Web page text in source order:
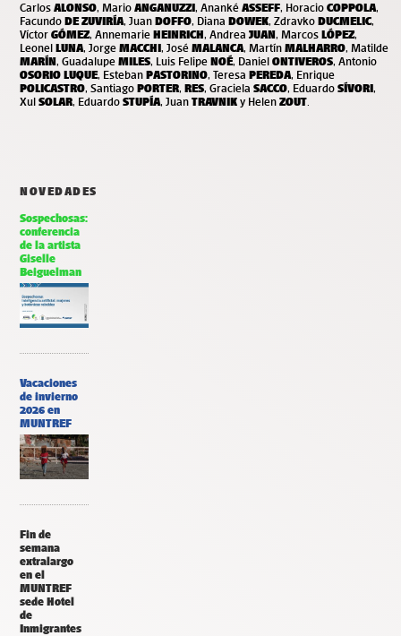
Carlos ALONSO, Mario ANGANUZZI, Ananké ASSEFF, Horacio COPPOLA,
Facundo DE ZUVIRÍA, Juan DOFFO, Diana DOWEK, Zdravko DUCMELIC,
Víctor GÓMEZ, Annemarie HEINRICH, Andrea JUAN, Marcos LÓPEZ,
Leonel LUNA, Jorge MACCHI, José MALANCA, Martín MALHARRO, Matilde
MARÍN, Guadalupe MILES, Luis Felipe NOÉ, Daniel ONTIVEROS, Antonio
OSORIO LUQUE, Esteban PASTORINO, Teresa PEREDA, Enrique
POLICASTRO, Santiago PORTER, RES, Graciela SACCO, Eduardo SÍVORI,
Xul SOLAR, Eduardo STUPÍA, Juan TRAVNIK y Helen ZOUT.
NOVEDADES
Sospechosas:
conferencia
de la artista
Giselle
Beiguelman
Vacaciones
de invierno
2026 en
MUNTREF
Fin de
semana
extralargo
en el
MUNTREF
sede Hotel
de
Inmigrantes